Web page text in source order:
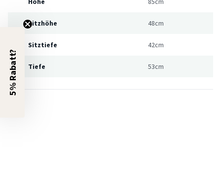
Sitzhöhe 48cm
Sitztiefe 42cm
Tiefe 53cm
5% Rabatt?